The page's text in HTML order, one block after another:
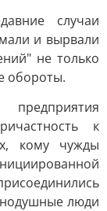
случаи
и вырвали
не только
обороты.
к
кому чужды
люди